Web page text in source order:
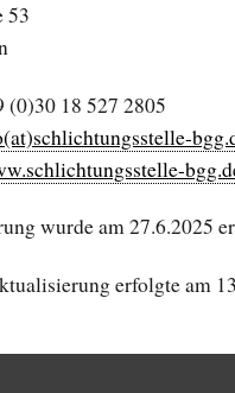
53
(0)30 18 527 2805
wurde am 27.6.2025
erfolgte am